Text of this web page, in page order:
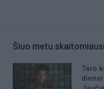
Šiuo metu skaitomiausi
Taro